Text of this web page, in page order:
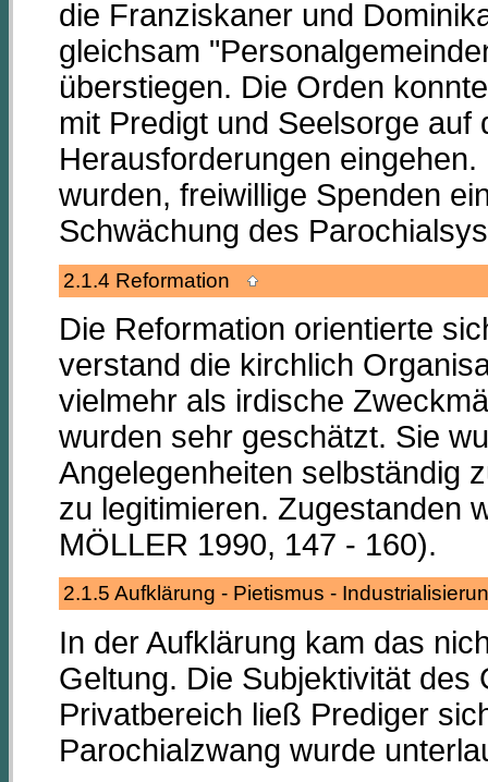
die Franziskaner und
gleichsam
überstiegen. Die Orden
mit Predigt und Seelsorge
Herausforderungen
wurden, freiwillige Spenden
Schwächung des
2.1.4 Reformation
Die Reformation orientierte
verstand die kirchlich
vielmehr als irdische
wurden sehr geschätzt. Sie
Angelegenheiten selbständig
zu legitimieren. Zugestanden
MÖLLER 1990, 147 - 160).
2.1.5 Aufklärung - Pietismus -
In der Aufklärung kam das
Geltung. Die Subjektivität des
Privatbereich ließ Prediger
Parochialzwang wurde